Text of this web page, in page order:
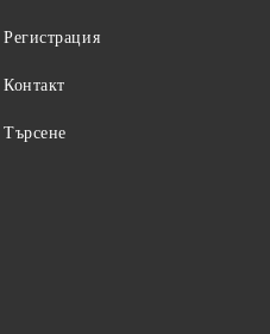
Регистрация
Контакт
Търсене